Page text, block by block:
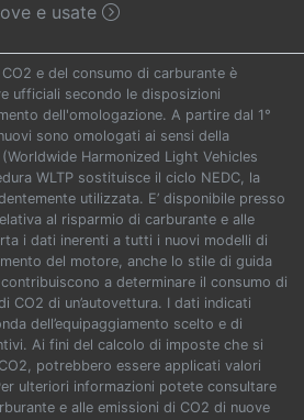
e usate
e del consumo di carburante è
ufficiali secondo le disposizioni
dell'omologazione. A partire dal 1°
sono omologati ai sensi della
Harmonized Light Vehicles
WLTP sostituisce il ciclo NEDC, la
utilizzata. E’ disponibile presso
al risparmio di carburante e alle
i dati inerenti a tutti i nuovi modelli di
del motore, anche lo stile di guida
a determinare il consumo di
CO2 di un’autovettura. I dati indicati
dell’equipaggiamento scelto e di
Ai fini del calcolo di imposte che si
potrebbero essere applicati valori
ulteriori informazioni potete consultare
e alle emissioni di CO2 di nuove